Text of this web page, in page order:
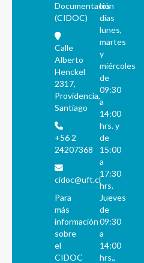
Documentación
(CIDOC)
Calle
Alberto
Henckel
2317,
Providencia,
Santiago
+56 2
24207368
cidoc@uft.cl
Para
más
información
sobre
el
CIDOC
los
días
lunes,
martes
y
miércoles
de
09:30
a
14:00
hrs. y
de
15:00
a
17:30
hrs.
Jueves
de
09:30
a
14:00
hrs.,